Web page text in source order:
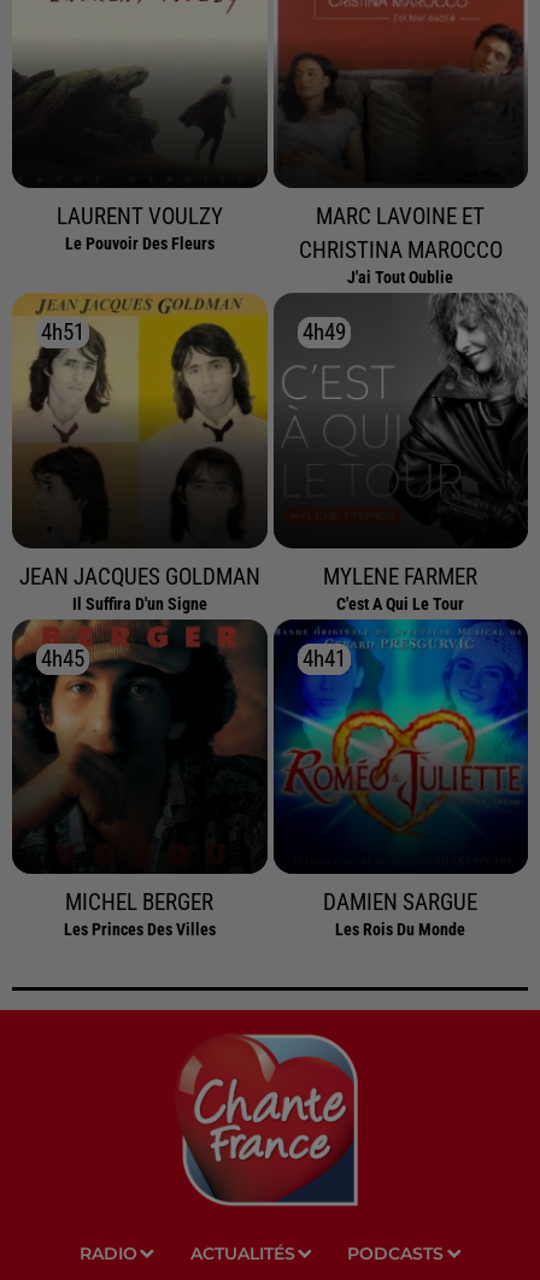
LAURENT VOULZY
Le Pouvoir Des Fleurs
MARC LAVOINE ET
CHRISTINA MAROCCO
J'ai Tout Oublie
4h51
4h51
JEAN JACQUES GOLDMAN
Il Suffira D'un Signe
4h49
4h49
MYLENE FARMER
C'est A Qui Le Tour
4h45
4h45
MICHEL BERGER
Les Princes Des Villes
4h41
4h41
DAMIEN SARGUE
Les Rois Du Monde
RADIO ACTUALITÉS PODCASTS